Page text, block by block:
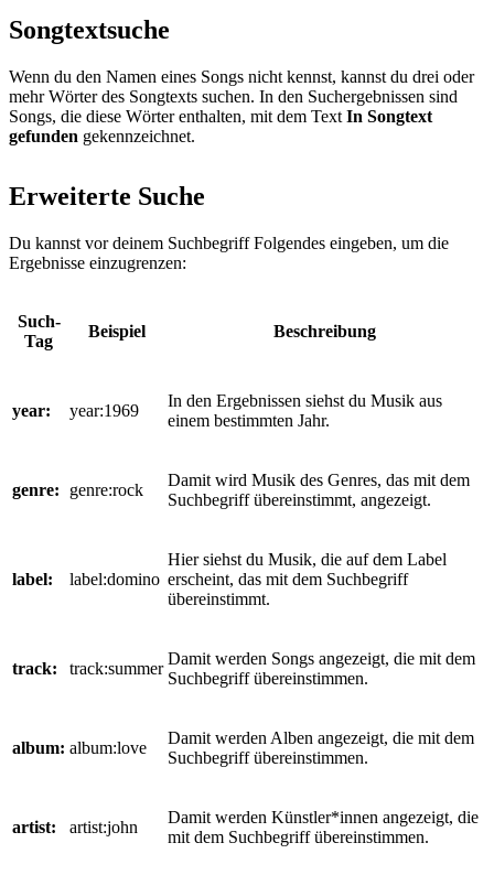
Songtextsuche
Wenn du den Namen eines Songs nicht kennst, kannst du drei oder
mehr Wörter des Songtexts suchen. In den Suchergebnissen sind
Songs, die diese Wörter enthalten, mit dem Text In Songtext
gefunden gekennzeichnet.
Erweiterte Suche
Du kannst vor deinem Suchbegriff Folgendes eingeben, um die
Ergebnisse einzugrenzen:
Such-
Tag
Beispiel Beschreibung
year: year:1969
In den Ergebnissen siehst du Musik aus
einem bestimmten Jahr.
genre: genre:rock
Damit wird Musik des Genres, das mit dem
Suchbegriff übereinstimmt, angezeigt.
label: label:domino
Hier siehst du Musik, die auf dem Label
erscheint, das mit dem Suchbegriff
übereinstimmt.
track: track:summer
Damit werden Songs angezeigt, die mit dem
Suchbegriff übereinstimmen.
album: album:love
Damit werden Alben angezeigt, die mit dem
Suchbegriff übereinstimmen.
artist: artist:john
Damit werden Künstler*innen angezeigt, die
mit dem Suchbegriff übereinstimmen.